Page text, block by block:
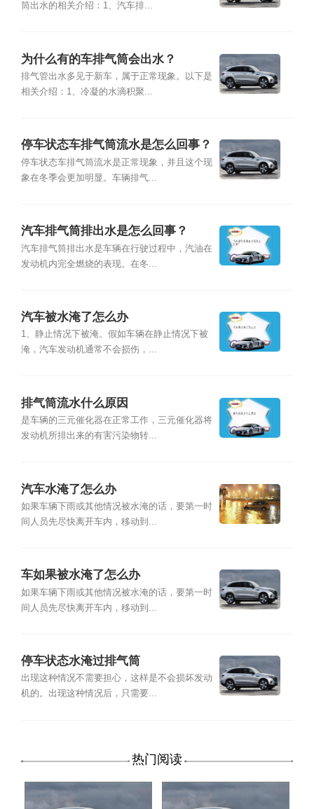
筒出水的相关介绍：1、汽车排...
为什么有的车排气筒会出水？
排气管出水多见于新车，属于正常现象。以下是
相关介绍：1、冷凝的水滴积聚...
停车状态车排气筒流水是怎么回事？
停车状态车排气筒流水是正常现象，并且这个现
象在冬季会更加明显。车辆排气...
汽车排气筒排出水是怎么回事？
汽车排气筒排出水是车辆在行驶过程中，汽油在
发动机内完全燃烧的表现。在冬...
汽车被水淹了怎么办
1、静止情况下被淹。假如车辆在静止情况下被
淹，汽车发动机通常不会损伤，...
排气筒流水什么原因
是车辆的三元催化器在正常工作，三元催化器将
发动机所排出来的有害污染物转...
汽车水淹了怎么办
如果车辆下雨或其他情况被水淹的话，要第一时
间人员先尽快离开车内，移动到...
车如果被水淹了怎么办
如果车辆下雨或其他情况被水淹的话，要第一时
间人员先尽快离开车内，移动到...
停车状态水淹过排气筒
出现这种情况不需要担心，这样是不会损坏发动
机的。出现这种情况后，只需要...
热门阅读